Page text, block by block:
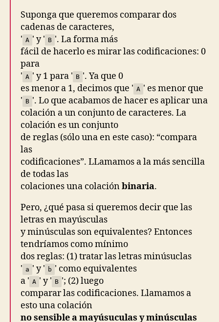
Suponga que queremos comparar dos
cadenas de caracteres,
' A ' y ' B '. La forma más
fácil de hacerlo es mirar las codificaciones: 0
para
' A ' y 1 para ' B '. Ya que 0
es menor a 1, decimos que ' A ' es menor que
' B '. Lo que acabamos de hacer es aplicar una
colación a un conjunto de caracteres. La
colación es un conjunto
de reglas (sólo una en este caso): “compara
las
codificaciones”. LLamamos a la más sencilla
de todas las
colaciones una colaciónbinaria.
Pero, ¿qué pasa si queremos decir que las
letras en mayúsculas
y minúsculas son equivalentes? Entonces
tendríamos como mínimo
dos reglas: (1) tratar las letras minúsuclas
' a ' y ' b ' como equivalentes
a ' A ' y ' B '; (2) luego
comparar las codificaciones. Llamamos a
esto una colación
no sensible a mayúsuculas y minúsculas